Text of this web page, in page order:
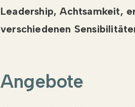
Leadership, Achtsamkeit,
verschiedenen
Angebote